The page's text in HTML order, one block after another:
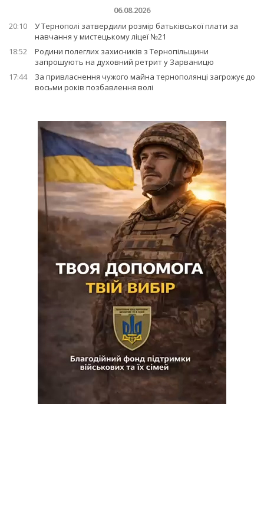
06.08.2026
20:10
У Тернополі затвердили розмір батьківської плати за
навчання у мистецькому ліцеї №21
18:52
Родини полеглих захисників з Тернопільщини
запрошують на духовний ретрит у Зарваницю
17:44
За привласнення чужого майна тернополянці загрожує до
восьми років позбавлення волі